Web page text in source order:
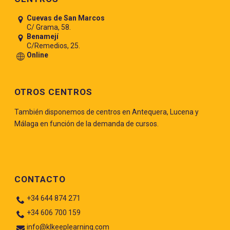
Cuevas de San Marcos
C/ Grama, 58.
Benamejí
C/Remedios, 25.
Online
OTROS CENTROS
También disponemos de centros en Antequera, Lucena y
Málaga en función de la demanda de cursos.
CONTACTO
+34 644 874 271
+34 606 700 159
info@klkeeplearning.com